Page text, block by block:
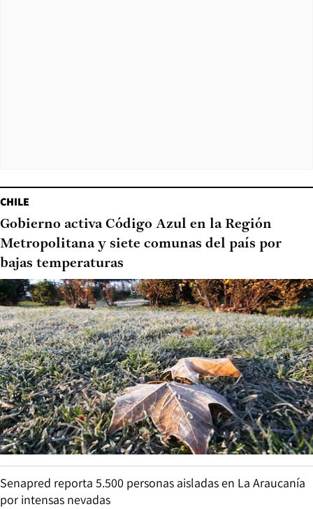
CHILE
Gobierno activa Código Azul en la Región
Metropolitana y siete comunas del país por
bajas temperaturas
Senapred reporta 5.500 personas aisladas en La Araucanía
por intensas nevadas